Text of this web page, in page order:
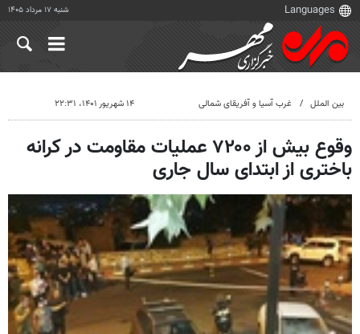
شنبه ۱۷ مرداد ۱۴۰۵
بین الملل غرب آسیا و آفریقای شمالی ۱۴ شهریور ۱۴۰۱، ۲۲:۳۱
وقوع بیش از ۷۲۰۰ عملیات مقاومت در کرانه
باختری از ابتدای سال جاری